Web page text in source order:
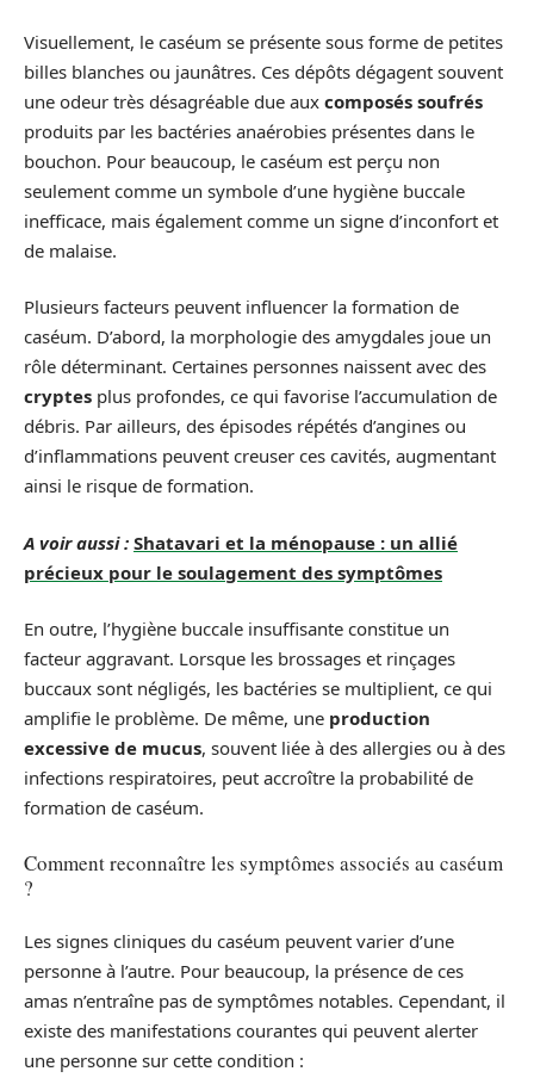
Visuellement, le caséum se présente sous forme de petites
billes blanches ou jaunâtres. Ces dépôts dégagent souvent
une odeur très désagréable due aux composés soufrés
produits par les bactéries anaérobies présentes dans le
bouchon. Pour beaucoup, le caséum est perçu non
seulement comme un symbole d’une hygiène buccale
inefficace, mais également comme un signe d’inconfort et
de malaise.
Plusieurs facteurs peuvent influencer la formation de
caséum. D’abord, la morphologie des amygdales joue un
rôle déterminant. Certaines personnes naissent avec des
cryptes plus profondes, ce qui favorise l’accumulation de
débris. Par ailleurs, des épisodes répétés d’angines ou
d’inflammations peuvent creuser ces cavités, augmentant
ainsi le risque de formation.
A voir aussi : Shatavari et la ménopause : un allié
précieux pour le soulagement des symptômes
En outre, l’hygiène buccale insuffisante constitue un
facteur aggravant. Lorsque les brossages et rinçages
buccaux sont négligés, les bactéries se multiplient, ce qui
amplifie le problème. De même, une production
excessive de mucus, souvent liée à des allergies ou à des
infections respiratoires, peut accroître la probabilité de
formation de caséum.
Comment reconnaître les symptômes associés au caséum
?
Les signes cliniques du caséum peuvent varier d’une
personne à l’autre. Pour beaucoup, la présence de ces
amas n’entraîne pas de symptômes notables. Cependant, il
existe des manifestations courantes qui peuvent alerter
une personne sur cette condition :